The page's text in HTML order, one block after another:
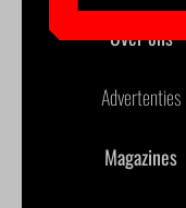
Over ons
Advertenties
Magazines